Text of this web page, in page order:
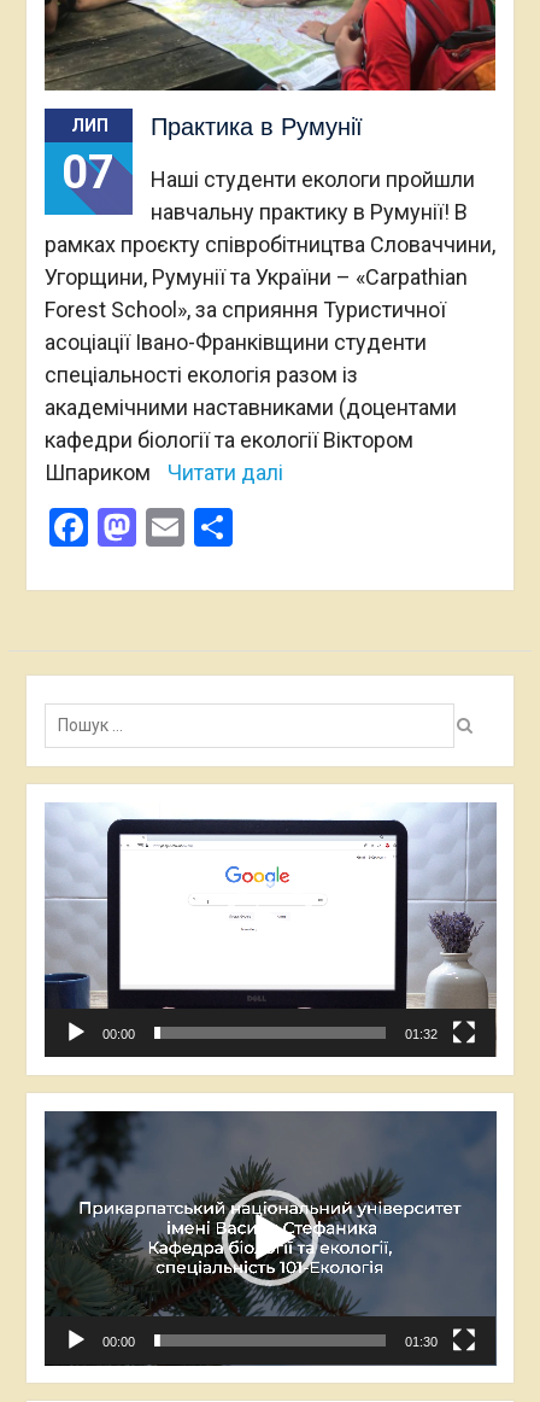
ЛИП
07
Практика в Румунії
Наші студенти екологи пройшли
навчальну практику в Румунії! В
рамках проєкту співробітництва Словаччини,
Угорщини, Румунії та України – «Carpathian
Forest School», за сприяння Туристичної
асоціації Івано-Франківщини студенти
спеціальності екологія разом із
академічними наставниками (доцентами
кафедри біології та екології Віктором
Шпариком
Читати далі
Facebook
Mastodon
EmailПоділитися
Пошук:
00:00 01:32
Відеопрогравач
00:00 01:30